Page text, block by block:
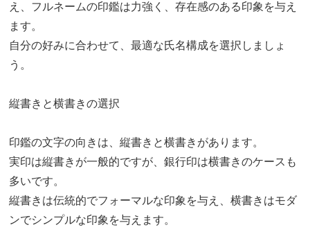
え、フルネームの印鑑は力強く、存在感のある印象を与え
ます。
自分の好みに合わせて、最適な氏名構成を選択しましょ
う。
縦書きと横書きの選択
印鑑の文字の向きは、縦書きと横書きがあります。
実印は縦書きが一般的ですが、銀行印は横書きのケースも
多いです。
縦書きは伝統的でフォーマルな印象を与え、横書きはモダ
ンでシンプルな印象を与えます。